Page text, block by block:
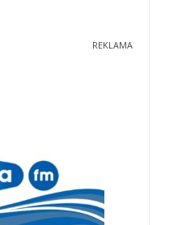
REKLAMA